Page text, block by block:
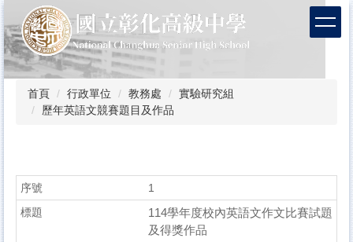
到
主
要
內
首頁 行政單位 教務處
實驗研究組
歷年英語文競賽題目及作品
1
114學年度校內英語文作文比賽試題
及得獎作品